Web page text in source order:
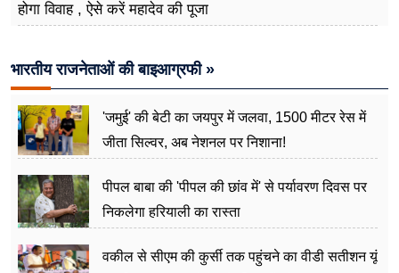
होगा विवाह , ऐसे करें महादेव की पूजा
भारतीय राजनेताओं की बाइआग्रफी »
'जमुई' की बेटी का जयपुर में जलवा, 1500 मीटर रेस में
जीता सिल्वर, अब नेशनल पर निशाना!
पीपल बाबा की 'पीपल की छांव में' से पर्यावरण दिवस पर
निकलेगा हरियाली का रास्ता
वकील से सीएम की कुर्सी तक पहुंचने का वीडी सतीशन यूं